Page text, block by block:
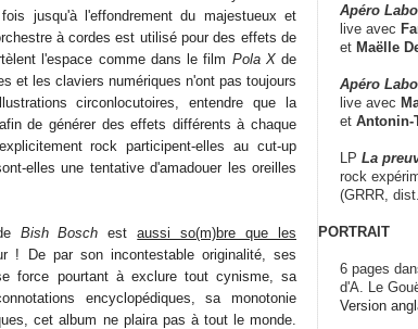
jusqu'à l'effondrement du majestueux et
à cordes est utilisé pour des effets de
l'espace comme dans le film Pola Xde
et les claviers numériques n'ont pas toujours
circonlocutoires, entendre que la
de générer des effets différents à chaque
rock participent-elles au cut-up
elles une tentative d'amadouer les oreilles
Bish Bosch estaussi so(m)bre que les
! De par son incontestable originalité, ses
force pourtant à exclure tout cynisme, sa
encyclopédiques, sa monotonie
cet album ne plaira pas à tout le monde.
Apéro
live avec
et Maëlle
Apéro
live avec
et Antonin-
LP La
rock
(GRRR,
PORTRAIT
6 pages
d'A. Le
Version